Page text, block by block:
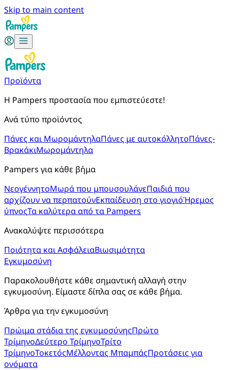
Skip to main content
Προϊόντα
Η Pampers προστασία που εμπιστεύεστε!
Ανά τύπο προϊόντος
Πάνες και ΜωρομάντηλαΠάνες με αυτοκόλλητοΠάνες-
ΒρακάκιΜωρομάντηλα
Pampers για κάθε βήμα
ΝεογέννητοΜωρά που μπουσουλάνεΠαιδιά που
αρχίζουν να περπατούνΕκπαίδευση στο γιογιόΉρεμος
ύπνοςΤα καλύτερα από τα Pampers
Ανακαλύψτε περισσότερα
Ποιότητα και ΑσφάλειαΒιωσιμότητα
Εγκυμοσύνη
Παρακολουθήστε κάθε σημαντική αλλαγή στην
εγκυμοσύνη. Είμαστε δίπλα σας σε κάθε βήμα.
Άρθρα για την εγκυμοσύνη
Πρώιμα στάδια της εγκυμοσύνηςΠρώτο
ΤρίμηνοΔεύτερο ΤρίμηνοΤρίτο
ΤρίμηνοΤοκετόςΜέλλοντας ΜπαμπάςΠροτάσεις για
ονόματα